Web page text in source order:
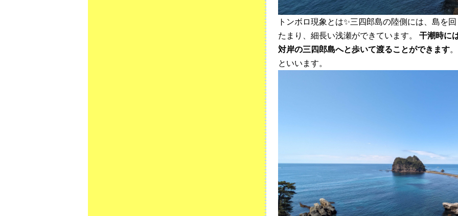
トンボロ現象とは✨三四郎島の陸側には、島を
たまり、細長い浅瀬ができています。干潮時に
対岸の三四郎島へと歩いて渡ることができます
といいます。